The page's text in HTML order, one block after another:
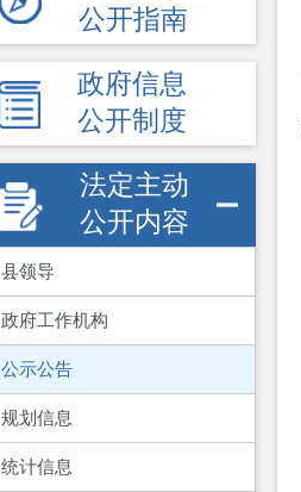
公开指南
政府信息
公开制度
法定主动
公开内容
县领导
政府工作机构
公示公告
规划信息
统计信息